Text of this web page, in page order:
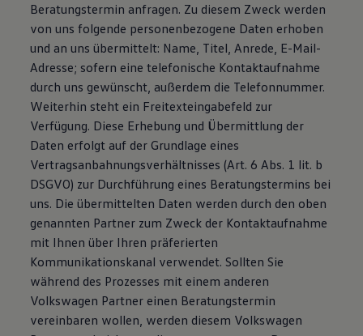
Beratungstermin anfragen. Zu diesem Zweck werden
von uns folgende personenbezogene Daten erhoben
und an uns übermittelt: Name, Titel, Anrede, E-Mail-
Adresse; sofern eine telefonische Kontaktaufnahme
durch uns gewünscht, außerdem die Telefonnummer.
Weiterhin steht ein Freitexteingabefeld zur
Verfügung. Diese Erhebung und Übermittlung der
Daten erfolgt auf der Grundlage eines
Vertragsanbahnungsverhältnisses (Art. 6 Abs. 1 lit. b
DSGVO) zur Durchführung eines Beratungstermins bei
uns. Die übermittelten Daten werden durch den oben
genannten Partner zum Zweck der Kontaktaufnahme
mit Ihnen über Ihren präferierten
Kommunikationskanal verwendet. Sollten Sie
während des Prozesses mit einem anderen
Volkswagen Partner einen Beratungstermin
vereinbaren wollen, werden diesem Volkswagen